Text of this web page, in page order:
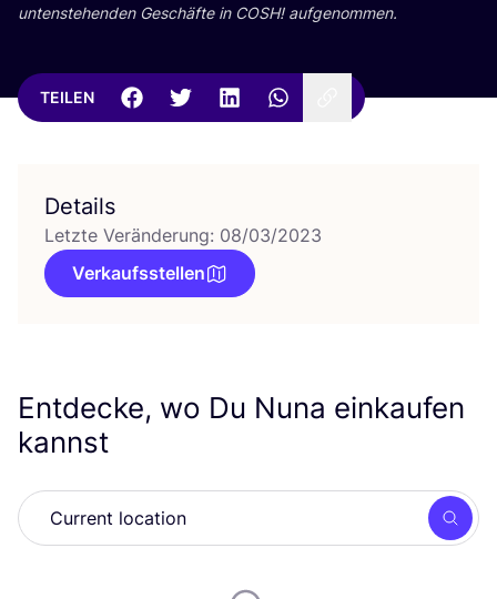
unten­ste­hen­den Geschäf­te in COSH! aufgenommen.
TEILEN
Details
Letzte Veränderung: 08/03/2023
Verkaufsstellen
Entdecke, wo Du Nuna einkaufen
kannst